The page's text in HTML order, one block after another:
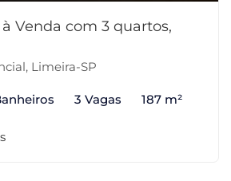
Venda com 3 quartos,
Limeira-SP
3 Vagas 187 m²